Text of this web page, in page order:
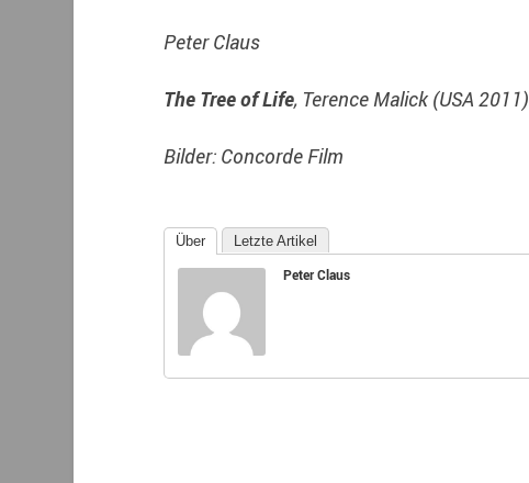
Peter Claus
The Tree of Life, Terence Malick (USA 2011)
Bilder: Concorde Film
Über Letzte Artikel
Peter Claus